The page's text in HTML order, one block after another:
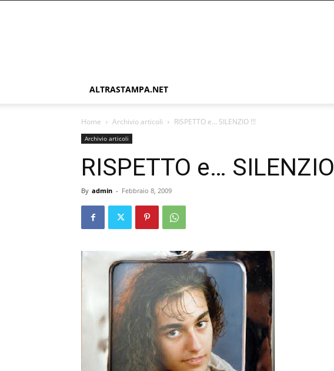
ALTRASTAMPA.NET
Home Archivio articoli RISPETTO e… SILENZIO !!!
Archivio articoli
RISPETTO e…
By admin - Febbraio 8, 2009